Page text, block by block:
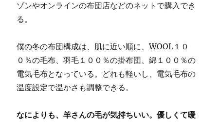
ゾンやオンラインの布団店などのネットで購入でき
る。
僕の冬の布団構成は、肌に近い順に、WOOL１０
０％の毛布、羽毛１００％の掛布団、綿１００％の
電気毛布となっている。どれも軽いし、電気毛布の
温度設定で温かさも調整できる。
なによりも、羊さんの毛が気持ちいい。優しくて暖